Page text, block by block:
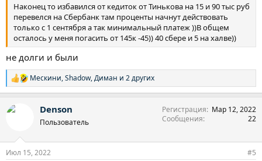
Наконец то избавился от кедиток от Тинькова на 15 и 90 тыс руб
перевелся на Сбербанк там проценты начнут действовать
только с 1 сентября а так минимальный платеж ))В общем
осталось у меня погасить от 145к -45)) 40 сбере и 5 на халве))
не долги и были
Р
е
к
Мескини,Shadow,Диман и 2 других
Denson
Пользователь
Регистрация
Мар 12, 2022
Сообщения
22
Июл 15, 2022 #5